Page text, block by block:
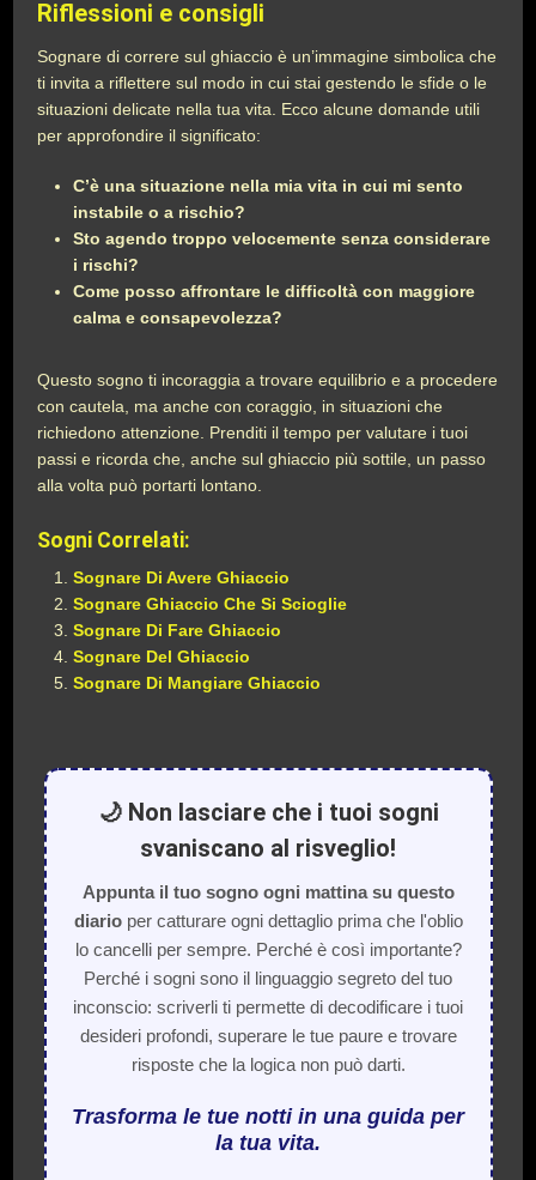
Riflessioni e consigli
Sognare di correre sul ghiaccio è un’immagine simbolica che
ti invita a riflettere sul modo in cui stai gestendo le sfide o le
situazioni delicate nella tua vita. Ecco alcune domande utili
per approfondire il significato:
C’è una situazione nella mia vita in cui mi sento
instabile o a rischio?
Sto agendo troppo velocemente senza considerare
i rischi?
Come posso affrontare le difficoltà con maggiore
calma e consapevolezza?
Questo sogno ti incoraggia a trovare equilibrio e a procedere
con cautela, ma anche con coraggio, in situazioni che
richiedono attenzione. Prenditi il tempo per valutare i tuoi
passi e ricorda che, anche sul ghiaccio più sottile, un passo
alla volta può portarti lontano.
Sogni Correlati:
Sognare Di Avere Ghiaccio
Sognare Ghiaccio Che Si Scioglie
Sognare Di Fare Ghiaccio
Sognare Del Ghiaccio
Sognare Di Mangiare Ghiaccio
🌙 Non lasciare che i tuoi sogni
svaniscano al risveglio!
Appunta il tuo sogno ogni mattina su questo
diarioper catturare ogni dettaglio prima che l'oblio
lo cancelli per sempre. Perché è così importante?
Perché i sogni sono il linguaggio segreto del tuo
inconscio: scriverli ti permette di decodificare i tuoi
desideri profondi, superare le tue paure e trovare
risposte che la logica non può darti.
Trasforma le tue notti in una guida per
la tua vita.